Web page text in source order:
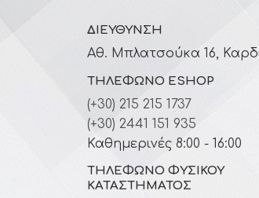
ΔΙΕΎΘΥΝΣΗ
Αθ. Μπλατσούκα 16,
ΤΗΛΈΦΩΝΟ ESHOP
(+30) 215 215 1737
(+30) 2441 151 935
Καθημερινές 8:00 - 16:00
ΤΗΛΈΦΩΝΟ ΦΥΣΙΚΟΎ
ΚΑΤΑΣΤΉΜΑΤΟΣ